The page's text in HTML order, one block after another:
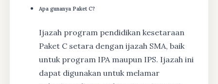
Apa gunanya Paket C?
Ijazah program pendidikan kesetaraan
Paket C setara dengan ijazah SMA, baik
untuk program IPA maupun IPS. Ijazah ini
dapat digunakan untuk melamar